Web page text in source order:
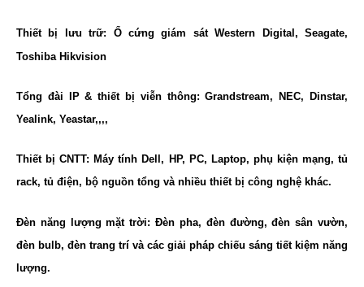
Thiết bị lưu trữ: Ổ cứng giám sát Western Digital, Seagate,
Toshiba Hikvision
Tổng đài IP & thiết bị viễn thông: Grandstream, NEC, Dinstar,
Yealink, Yeastar,,,,
Thiết bị CNTT: Máy tính Dell, HP, PC, Laptop, phụ kiện mạng, tủ
rack, tủ điện, bộ nguồn tổng và nhiều thiết bị công nghệ khác.
Đèn năng lượng mặt trời: Đèn pha, đèn đường, đèn sân vườn,
đèn bulb, đèn trang trí và các giải pháp chiếu sáng tiết kiệm năng
lượng.